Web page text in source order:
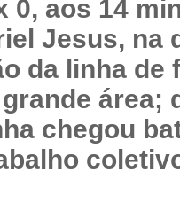
0, aos 14
Jesus, na
da linha de
área;
chegou